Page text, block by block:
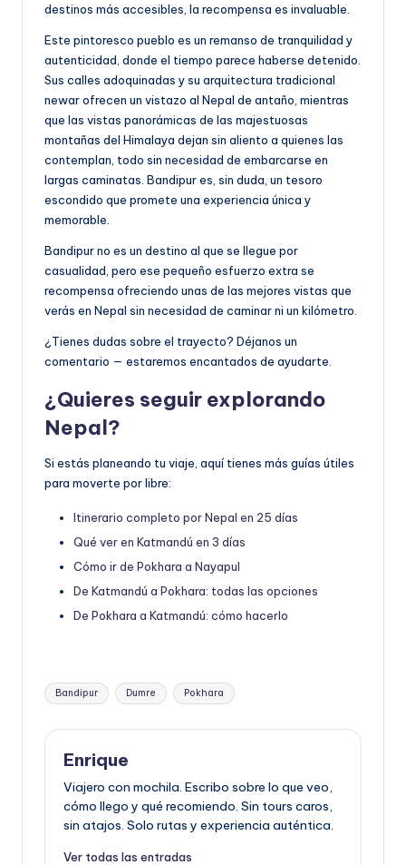
destinos más accesibles, la recompensa es invaluable.
Este pintoresco pueblo es un remanso de tranquilidad y
autenticidad, donde el tiempo parece haberse detenido.
Sus calles adoquinadas y su arquitectura tradicional
newar ofrecen un vistazo al Nepal de antaño, mientras
que las vistas panorámicas de las majestuosas
montañas del Himalaya dejan sin aliento a quienes las
contemplan, todo sin necesidad de embarcarse en
largas caminatas. Bandipur es, sin duda, un tesoro
escondido que promete una experiencia única y
memorable.
Bandipur no es un destino al que se llegue por
casualidad, pero ese pequeño esfuerzo extra se
recompensa ofreciendo unas de las mejores vistas que
verás en Nepal sin necesidad de caminar ni un kilómetro.
¿Tienes dudas sobre el trayecto? Déjanos un
comentario — estaremos encantados de ayudarte.
¿Quieres seguir explorando
Nepal?
Si estás planeando tu viaje, aquí tienes más guías útiles
para moverte por libre:
Itinerario completo por Nepal en 25 días
Qué ver en Katmandú en 3 días
Cómo ir de Pokhara a Nayapul
De Katmandú a Pokhara: todas las opciones
De Pokhara a Katmandú: cómo hacerlo
Etiquetas:
Bandipur Dumre Pokhara
Enrique
Viajero con mochila. Escribo sobre lo que veo,
cómo llego y qué recomiendo. Sin tours caros,
sin atajos. Solo rutas y experiencia auténtica.
Ver todas las entradas